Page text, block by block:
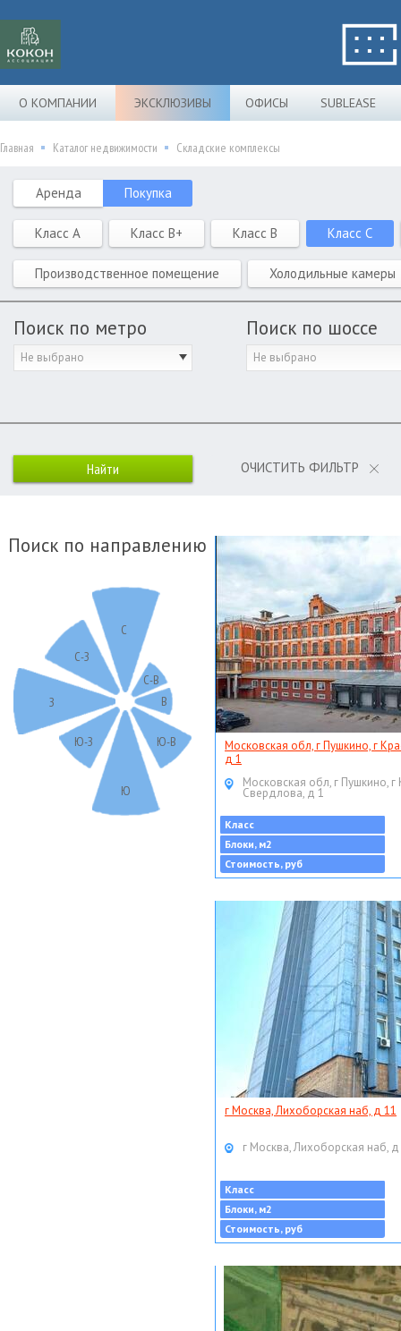
О КОМПАНИИ ЭКСКЛЮЗИВЫ ОФИСЫ SUBLEASE
Главная Каталог недвижимости Складские комплексы
Аренда Покупка
Класс A Класс B+ Класс B Класс C
Производственное помещение Холодильные камеры
Поиск по метро
Не выбрано
Поиск по шоссе
Не выбрано
ОЧИСТИТЬ ФИЛЬТР
Поиск по направлению
С
С-В
В
Ю-В
Ю
Ю-З
З
С-З
Московская обл, г Пушкино, г
д 1
Московская обл, г Пушкино, г
Свердлова, д 1
Класс
Блоки, м2
Стоимость, руб
г Москва, Лихоборская наб, д 11
г Москва, Лихоборская наб,
Класс
Блоки, м2
Стоимость, руб